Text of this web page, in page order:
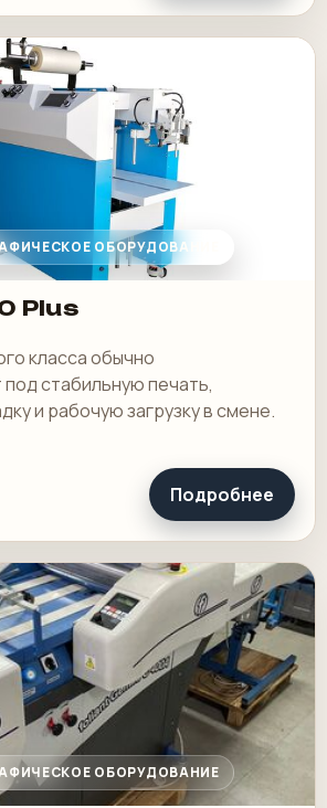
ОБОРУДОВАНИЕ
Plus
класса обычно
стабильную печать,
и рабочую загрузку в смене.
Подробнее
ОБОРУДОВАНИЕ